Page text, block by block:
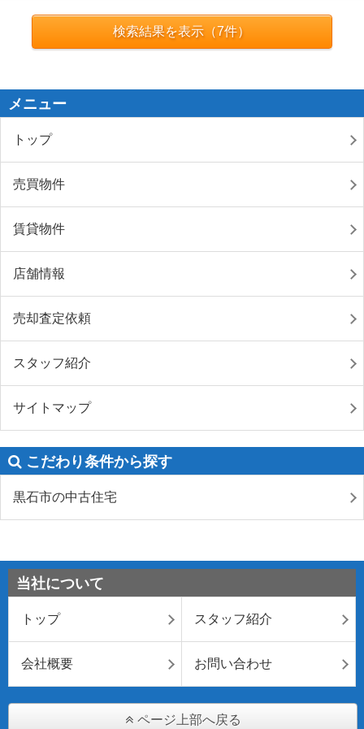
検索結果を表示（7件）
メニュー
トップ
売買物件
賃貸物件
店舗情報
売却査定依頼
スタッフ紹介
サイトマップ
こだわり条件から探す
黒石市の中古住宅
当社について
トップ スタッフ紹介
会社概要 お問い合わせ
ページ上部へ戻る